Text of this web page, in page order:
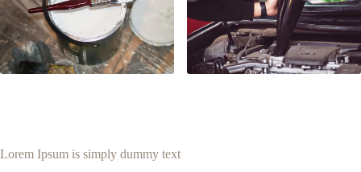
Lorem Ipsum is simply dummy text